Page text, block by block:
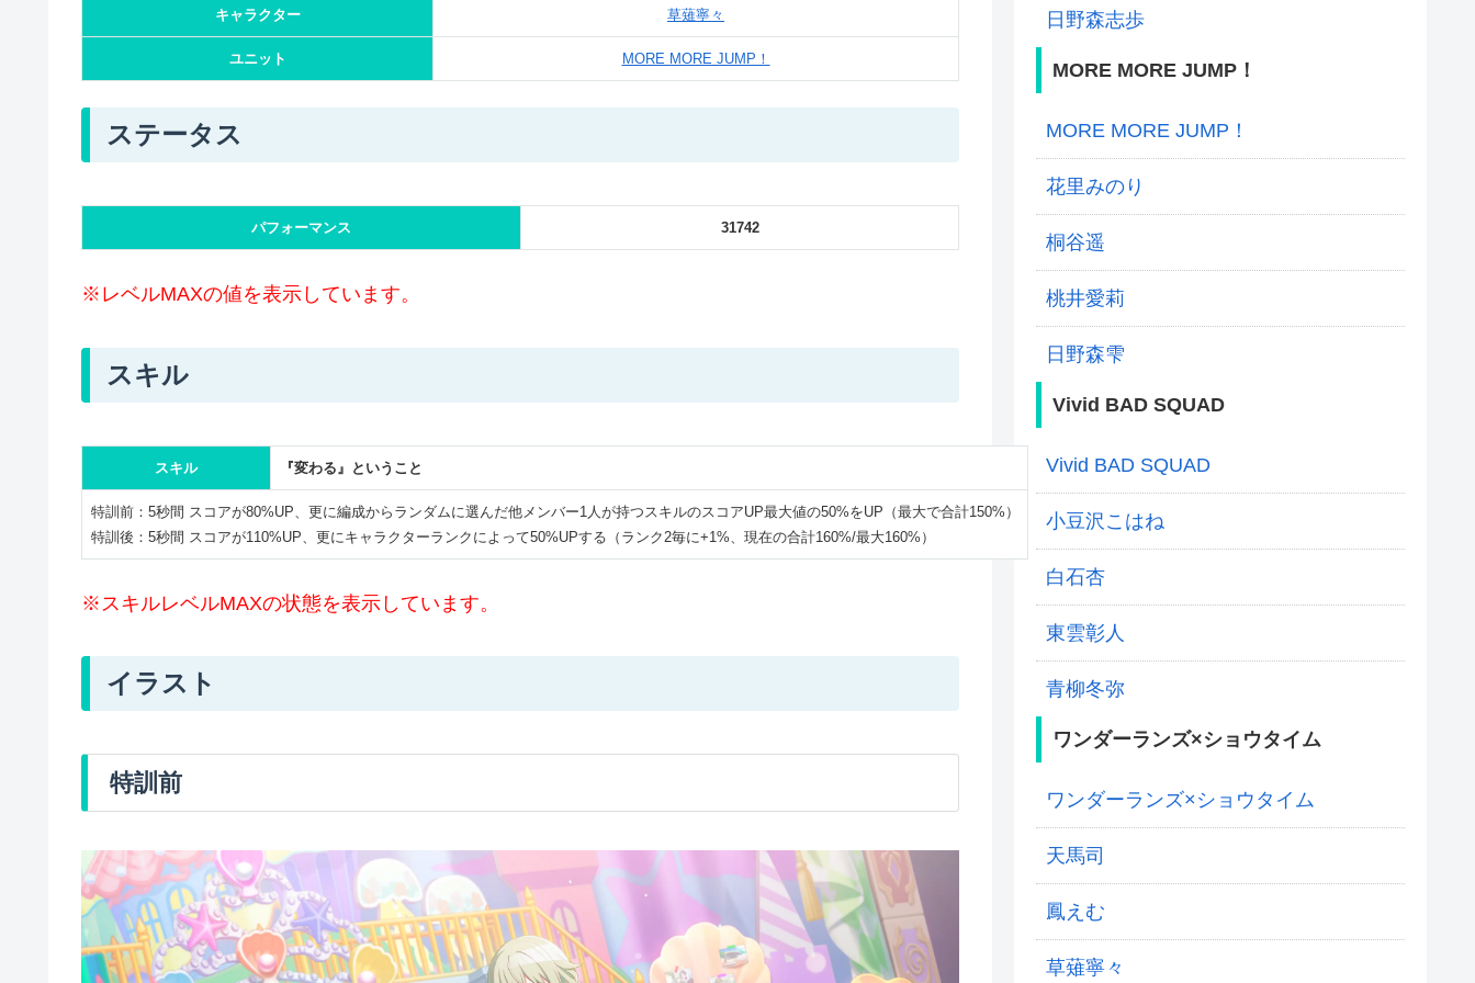
キャラクター 草薙寧々
ユニット MORE MORE JUMP！
ステータス
パフォーマンス 31742
※レベルMAXの値を表示しています。
スキル
スキル 『変わる』ということ
特訓前：5秒間 スコアが80%UP、更に編成からランダムに選んだ他メンバー1人が持つスキルのスコアUP最大値の50%をUP（最大で合計150%）
特訓後：5秒間 スコアが110%UP、更にキャラクターランクによって50%UPする（ランク2毎に+1%、現在の合計160%/最大160%）
※スキルレベルMAXの状態を表示しています。
イラスト
特訓前
日野森志歩
MORE MORE JUMP！
MORE MORE JUMP！
花里みのり
桐谷遥
桃井愛莉
日野森雫
Vivid BAD SQUAD
Vivid BAD SQUAD
小豆沢こはね
白石杏
東雲彰人
青柳冬弥
ワンダーランズ×ショウタイム
ワンダーランズ×ショウタイム
天馬司
鳳えむ
草薙寧々